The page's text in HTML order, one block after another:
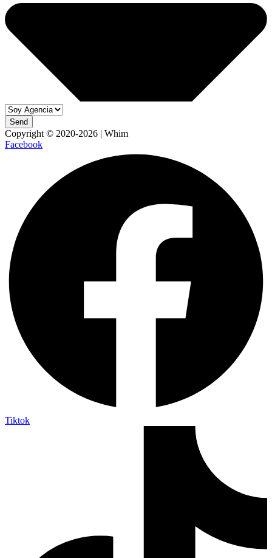
Send
Copyright © 2020-2026 | Whim
Facebook
Tiktok